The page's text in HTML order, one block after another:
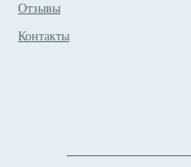
Отзывы
Контакты